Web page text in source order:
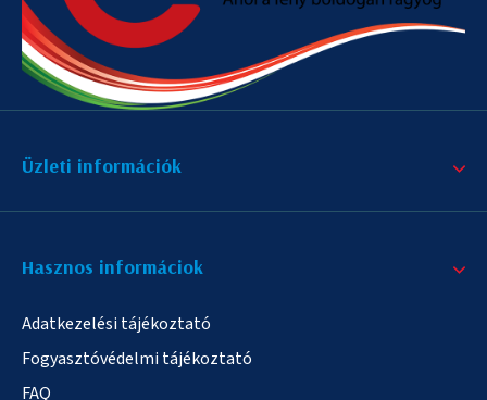
Üzleti információk
Hasznos informáciok
Adatkezelési tájékoztató
Fogyasztóvédelmi tájékoztató
FAQ